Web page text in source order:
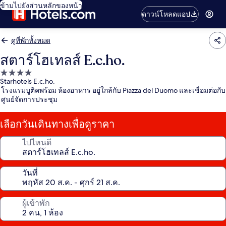
ข้ามไปยังส่วนหลักของหน้า
ดาวน์โหลดแอป
ดูที่พักทั้งหมด
สตาร์โฮเทลส์ E.c.ho.
ที่พัก
4.0
ดาว
Starhotels E.c.ho.
โรงแรมบูติคพร้อม ห้องอาหาร อยู่ใกล้กับ Piazza del Duomo และเชื่อมต่อกับ
ศูนย์จัดการประชุม
เลือกวันเดินทางเพื่อดูราคา
ไปไหนดี
วันที่
ผู้เข้าพัก